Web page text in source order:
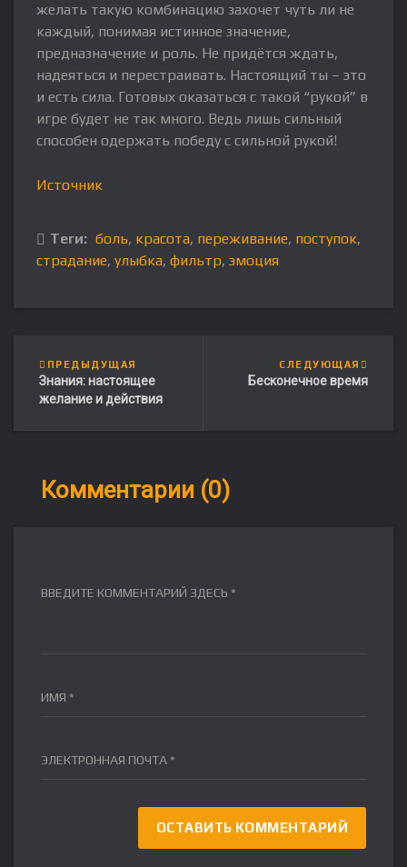
желать такую комбинацию захочет чуть ли не
каждый, понимая истинное значение,
предназначение и роль. Не придётся ждать,
надеяться и перестраивать. Настоящий ты – это
и есть сила. Готовых оказаться с такой “рукой” в
игре будет не так много. Ведь лишь сильный
способен одержать победу с сильной рукой!
Источник
Теги: боль, красота, переживание, поступок,
страдание, улыбка, фильтр, эмоция
ПРЕДЫДУЩАЯ
Знания: настоящее
желание и действия
СЛЕДУЮЩАЯ
Бесконечное время
Комментарии (0)
ВВЕДИТЕ КОММЕНТАРИЙ ЗДЕСЬ *
ИМЯ *
ЭЛЕКТРОННАЯ ПОЧТА *
DE